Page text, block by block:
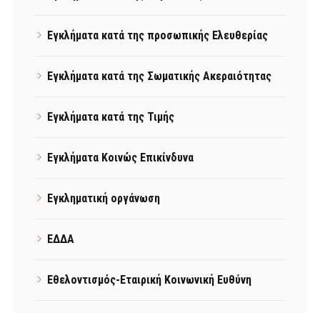
Εγκλήματα κατά της προσωπικής Ελευθερίας
Εγκλήματα κατά της Σωματικής Ακεραιότητας
Εγκλήματα κατά της Τιμής
Εγκλήματα Κοινώς Επικίνδυνα
Εγκληματική οργάνωση
ΕΔΔΑ
Εθελοντισμός-Εταιρική Κοινωνική Ευθύνη